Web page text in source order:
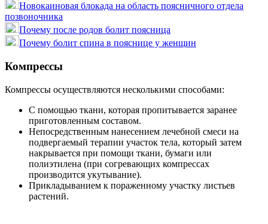
Новокаиновая блокада на область поясничного отдела
позвоночника
Почему после родов болит поясница
Почему болит спина в пояснице у женщин
Компрессы
Компрессы осуществляются несколькими способами:
С помощью ткани, которая пропитывается заранее
приготовленным составом.
Непосредственным нанесением лечебной смеси на
подвергаемый терапии участок тела, который затем
накрывается при помощи ткани, бумаги или
полиэтилена (при согревающих компрессах
производится укутывание).
Прикладыванием к пораженному участку листьев
растений.